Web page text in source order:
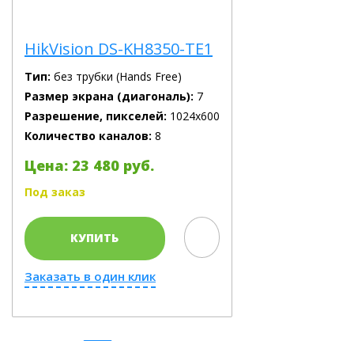
HikVision DS-KH8350-TE1
Тип: без трубки (Hands Free)
Размер экрана (диагональ): 7
Разрешение, пикселей: 1024х600
Количество каналов: 8
Цена: 23 480 руб.
Под заказ
КУПИТЬ
Заказать в один клик